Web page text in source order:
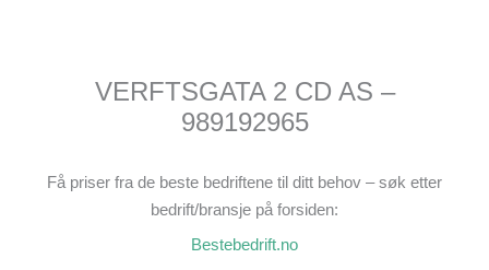
VERFTSGATA 2 CD AS –
989192965
Få priser fra de beste bedriftene til ditt behov – søk etter
bedrift/bransje på forsiden:
Bestebedrift.no